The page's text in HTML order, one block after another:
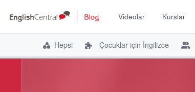
Videolar Kurslar
Hepsi Çocuklar için İngilizce